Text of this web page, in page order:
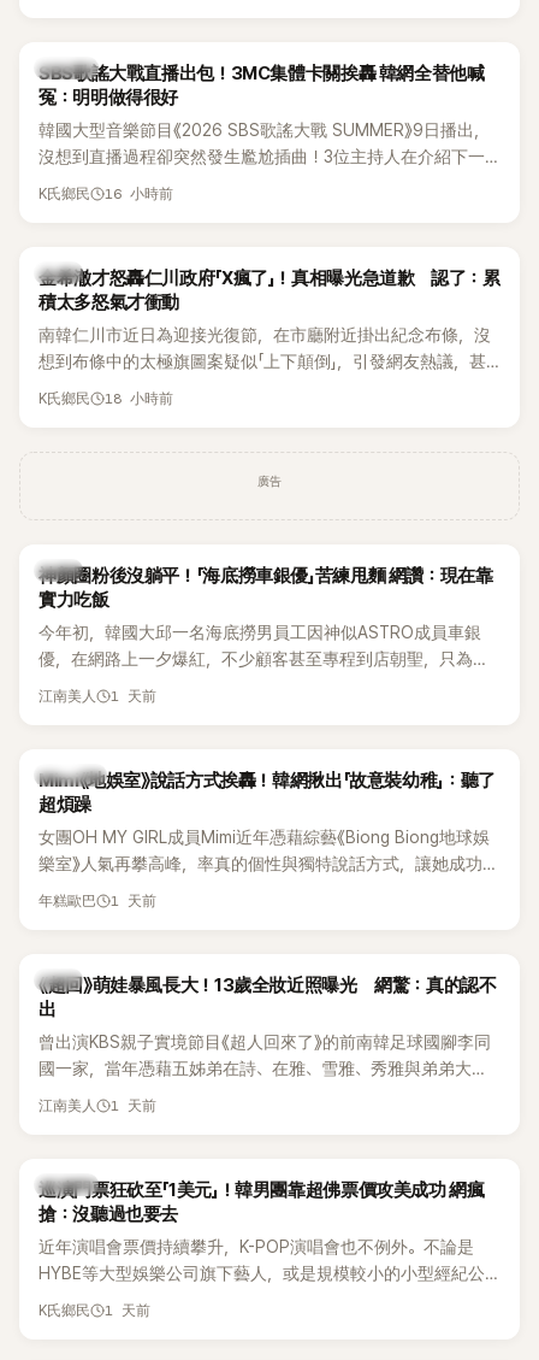
K-POP
SBS歌謠大戰直播出包！3MC集體卡關挨轟 韓網全替他喊
冤：明明做得很好
韓國大型音樂節目《2026 SBS歌謠大戰 SUMMER》9日播出，
沒想到直播過程卻突然發生尷尬插曲！3位主持人在介紹下一
組表演者時突然集體卡關，現場一度陷入停頓，就連製作人員
K氏鄉民 16 小時前
韓星
金希澈才怒轟仁川政府「X瘋了」！真相曝光急道歉 認了：累
積太多怒氣才衝動
南韓仁川市近日為迎接光復節，在市廳附近掛出紀念布條，沒
想到布條中的太極旗圖案疑似「上下顛倒」，引發網友熱議，甚
至連Super Junior成員金希澈都忍不住留言痛批。仁川市最後
K氏鄉民 18 小時前
廣告
生活
神顏圈粉後沒躺平！「海底撈車銀優」苦練甩麵 網讚：現在靠
實力吃飯
今年初，韓國大邱一名海底撈男員工因神似ASTRO成員車銀
優，在網路上一夕爆紅，不少顧客甚至專程到店朝聖，只為一
睹他的真面目。如今事隔數月，他的最新近況再度引發熱議，
江南美人 1 天前
熱議討論
Mimi《地娛室》說話方式挨轟！韓網揪出「故意裝幼稚」：聽了
超煩躁
女團OH MY GIRL成員Mimi近年憑藉綜藝《Biong Biong地球娛
樂室》人氣再攀高峰，率真的個性與獨特說話方式，讓她成功塑
造鮮明形象。不過近日，韓國知名論壇卻出現一篇以「我真的超
年糕歐巴 1 天前
韓星
《超回》萌娃暴風長大！13歲全妝近照曝光 網驚：真的認不
出
曾出演KBS親子實境節目《超人回來了》的前南韓足球國腳李同
國一家，當年憑藉五姊弟在詩、在雅、雪雅、秀雅與弟弟大發
（雪秀大）的可愛互動圈粉無數。隨著孩子們陸續長大，近況
嘆。
江南美人 1 天前
K-POP
巡演門票狂砍至「1美元」！韓男團靠超佛票價攻美成功 網瘋
搶：沒聽過也要去
近年演唱會票價持續攀升，K-POP演唱會也不例外。不論是
HYBE等大型娛樂公司旗下藝人，或是規模較小的小型經紀公
司，偶爾都會引發粉絲對票價過高的抱怨，甚至直呼「太不合
K氏鄉民 1 天前